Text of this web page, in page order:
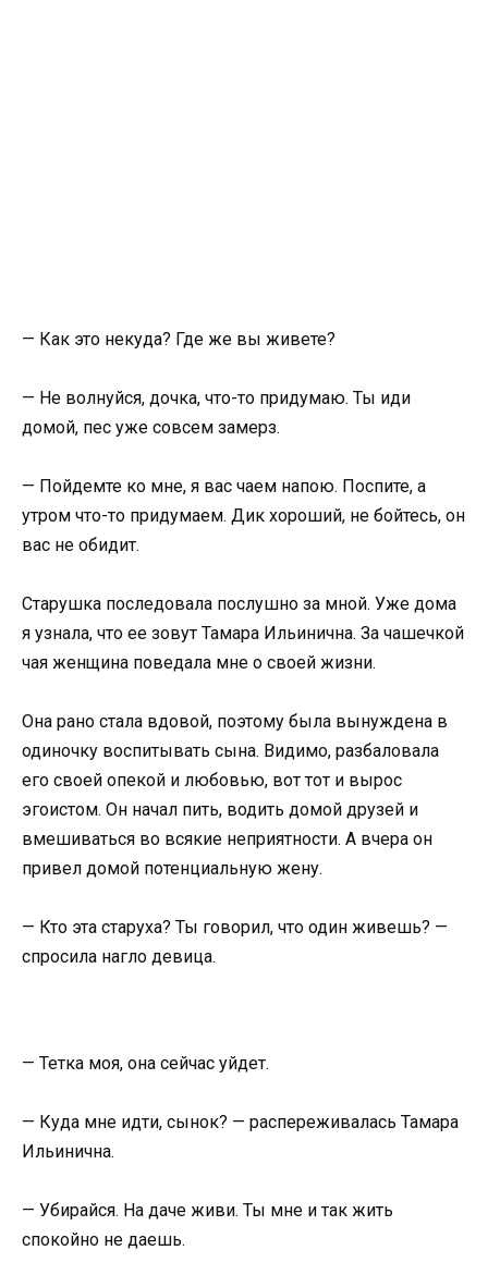
— Как это некуда? Где же вы живете?
— Не волнуйся, дочка, что-то придумаю. Ты иди
домой, пес уже совсем замерз.
— Пойдемте ко мне, я вас чаем напою. Поспите, а
утром что-то придумаем. Дик хороший, не бойтесь, он
вас не обидит.
Старушка последовала послушно за мной. Уже дома
я узнала, что ее зовут Тамара Ильинична. За чашечкой
чая женщина поведала мне о своей жизни.
Она рано стала вдовой, поэтому была вынуждена в
одиночку воспитывать сына. Видимо, разбаловала
его своей опекой и любовью, вот тот и вырос
эгоистом. Он начал пить, водить домой друзей и
вмешиваться во всякие неприятности. А вчера он
привел домой потенциальную жену.
— Кто эта старуха? Ты говорил, что один живешь? —
спросила нагло девица.
— Тетка моя, она сейчас уйдет.
— Куда мне идти, сынок? — распереживалась Тамара
Ильинична.
— Убирайся. На даче живи. Ты мне и так жить
спокойно не даешь.